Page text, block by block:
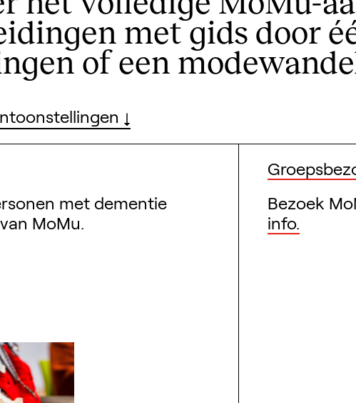
met gids door
of een
met dementie
MoMu.
Bezoek
info.